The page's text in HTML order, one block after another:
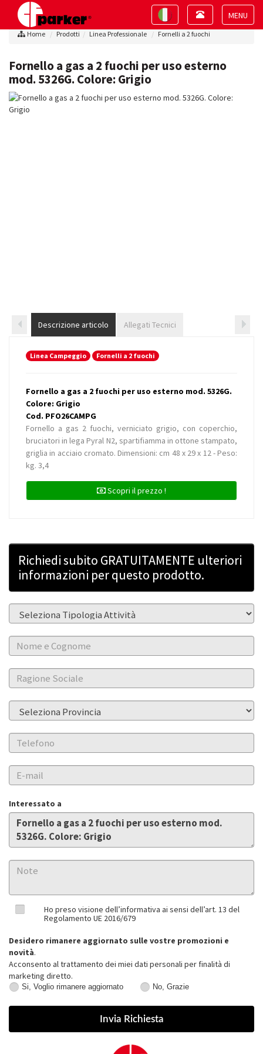
Toggle
Toggle
navigation
Toggle
navigation
Home Prodotti Linea Professionale Fornelli a 2 fuochi
Fornello a gas a 2 fuochi per uso esterno
mod. 5326G. Colore: Grigio
Descrizione articolo Allegati Tecnici
Linea Campeggio Fornelli a 2 fuochi
Fornello a gas a 2 fuochi per uso esterno mod. 5326G.
Colore: Grigio
Cod. PFO26CAMPG
Fornello a gas 2 fuochi, verniciato grigio, con coperchio,
bruciatori in lega Pyral N2, spartifiamma in ottone stampato,
griglia in acciaio cromato. Dimensioni: cm 48 x 29 x 12 - Peso:
kg. 3,4
Scopri il prezzo !
Richiedi subito GRATUITAMENTE ulteriori
informazioni per questo prodotto.
Interessato a
Ho preso visione dell’informativa ai sensi dell’art. 13 del
Regolamento UE 2016/679
Desidero rimanere aggiornato sulle vostre promozioni e
novità.
Acconsento al trattamento dei miei dati personali per finalità di
marketing diretto.
Voglio
Si, Voglio rimanere aggiornato
Grazie
No, Grazie